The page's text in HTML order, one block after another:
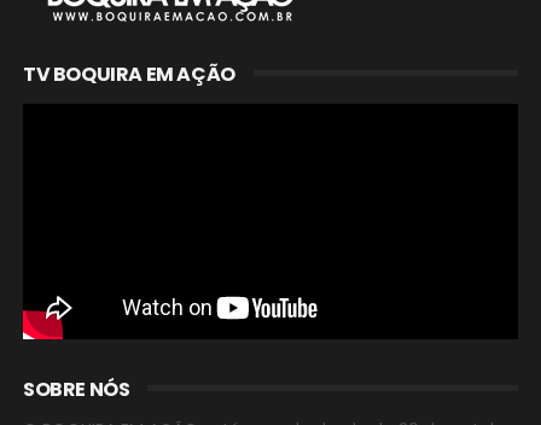
TV BOQUIRA EM AÇÃO
SOBRE NÓS